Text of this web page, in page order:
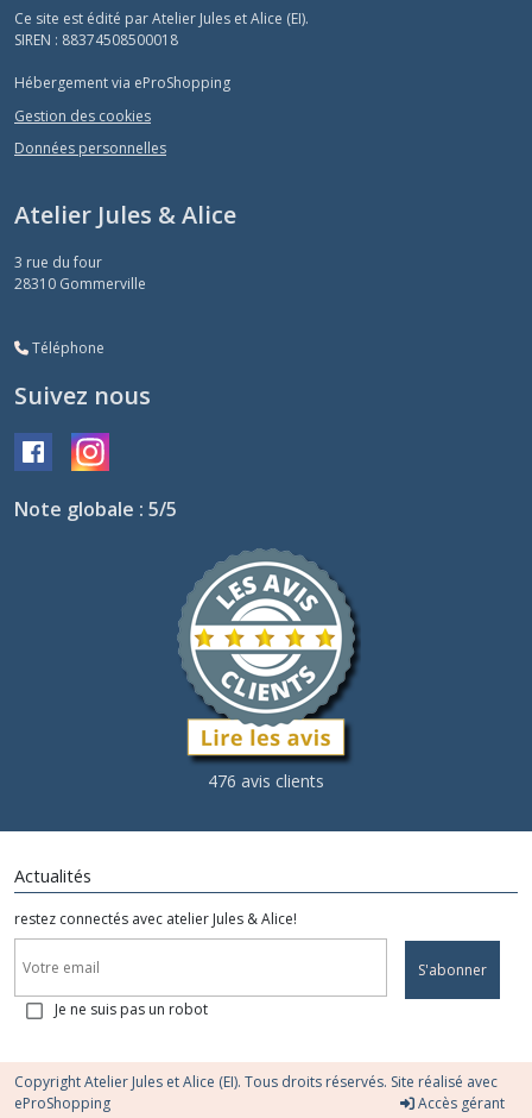
Ce site est édité par Atelier Jules et Alice (EI).
SIREN : 88374508500018
Hébergement via eProShopping
Gestion des cookies
Données personnelles
Atelier Jules & Alice
3 rue du four
28310 Gommerville
Téléphone
Suivez nous
Note globale : 5/5
476 avis clients
Actualités
restez connectés avec atelier Jules & Alice!
S'abonner
Je ne suis pas un robot
Copyright Atelier Jules et Alice (EI). Tous droits réservés. Site réalisé avec
eProShopping
Accès gérant